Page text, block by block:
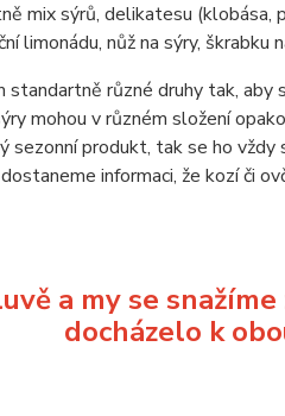
mix sýrů, delikatesu (klobása,
limonádu, nůž na sýry, škrabku
standartně různé druhy tak,
mohou v různém složení
sezonní produkt, tak se ho
informaci, že kozí či
a my se
docházelo k